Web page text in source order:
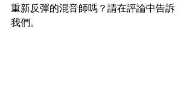
重新反彈的混音師嗎？請在評論中告訴
我們。